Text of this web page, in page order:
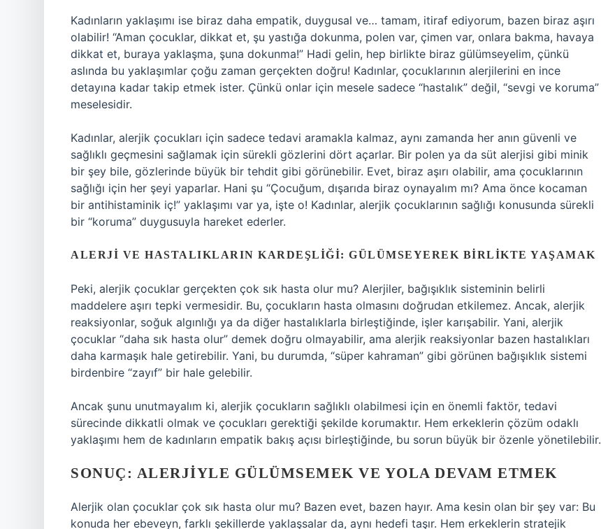
Kadınların yaklaşımı ise biraz daha empatik, duygusal ve… tamam, itiraf ediyorum, bazen biraz aşırı
olabilir! “Aman çocuklar, dikkat et, şu yastığa dokunma, polen var, çimen var, onlara bakma, havaya
dikkat et, buraya yaklaşma, şuna dokunma!” Hadi gelin, hep birlikte biraz gülümseyelim, çünkü
aslında bu yaklaşımlar çoğu zaman gerçekten doğru! Kadınlar, çocuklarının alerjilerini en ince
detayına kadar takip etmek ister. Çünkü onlar için mesele sadece “hastalık” değil, “sevgi ve koruma”
meselesidir.
Kadınlar, alerjik çocukları için sadece tedavi aramakla kalmaz, aynı zamanda her anın güvenli ve
sağlıklı geçmesini sağlamak için sürekli gözlerini dört açarlar. Bir polen ya da süt alerjisi gibi minik
bir şey bile, gözlerinde büyük bir tehdit gibi görünebilir. Evet, biraz aşırı olabilir, ama çocuklarının
sağlığı için her şeyi yaparlar. Hani şu “Çocuğum, dışarıda biraz oynayalım mı? Ama önce kocaman
bir antihistaminik iç!” yaklaşımı var ya, işte o! Kadınlar, alerjik çocuklarının sağlığı konusunda sürekli
bir “koruma” duygusuyla hareket ederler.
ALERJI VE HASTALIKLARIN KARDEŞLIĞI: GÜLÜMSEYEREK BIRLIKTE YAŞAMAK
Peki, alerjik çocuklar gerçekten çok sık hasta olur mu? Alerjiler, bağışıklık sisteminin belirli
maddelere aşırı tepki vermesidir. Bu, çocukların hasta olmasını doğrudan etkilemez. Ancak, alerjik
reaksiyonlar, soğuk algınlığı ya da diğer hastalıklarla birleştiğinde, işler karışabilir. Yani, alerjik
çocuklar “daha sık hasta olur” demek doğru olmayabilir, ama alerjik reaksiyonlar bazen hastalıkları
daha karmaşık hale getirebilir. Yani, bu durumda, “süper kahraman” gibi görünen bağışıklık sistemi
birdenbire “zayıf” bir hale gelebilir.
Ancak şunu unutmayalım ki, alerjik çocukların sağlıklı olabilmesi için en önemli faktör, tedavi
sürecinde dikkatli olmak ve çocukları gerektiği şekilde korumaktır. Hem erkeklerin çözüm odaklı
yaklaşımı hem de kadınların empatik bakış açısı birleştiğinde, bu sorun büyük bir özenle yönetilebilir.
SONUÇ: ALERJIYLE GÜLÜMSEMEK VE YOLA DEVAM ETMEK
Alerjik olan çocuklar çok sık hasta olur mu? Bazen evet, bazen hayır. Ama kesin olan bir şey var: Bu
konuda her ebeveyn, farklı şekillerde yaklaşsalar da, aynı hedefi taşır. Hem erkeklerin stratejik